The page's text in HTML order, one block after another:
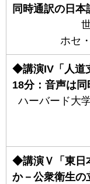
同時通訳の日本
ホセ
◆講演IV「人道
18分：音声は同
ハーバード大
◆講演Ｖ「東日
か－公衆衛生の